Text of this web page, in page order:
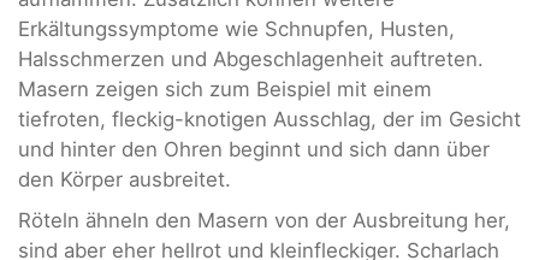
Erkältungssymptome wie Schnupfen, Husten,
Halsschmerzen und Abgeschlagenheit auftreten.
Masern zeigen sich zum Beispiel mit einem
tiefroten, fleckig-knotigen Ausschlag, der im Gesicht
und hinter den Ohren beginnt und sich dann über
den Körper ausbreitet.
Röteln ähneln den Masern von der Ausbreitung her,
sind aber eher hellrot und kleinfleckiger. Scharlach